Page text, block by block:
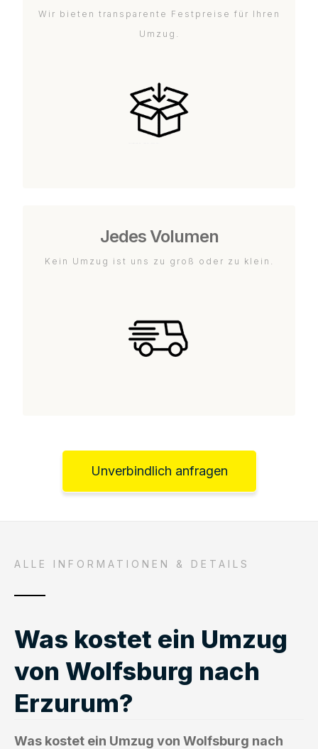
Wir bieten transparente Festpreise für Ihren
Umzug.
Jedes Volumen
Kein Umzug ist uns zu groß oder zu klein.
Unverbindlich anfragen
ALLE INFORMATIONEN & DETAILS
Was kostet ein Umzug
von Wolfsburg nach
Erzurum?
Was kostet ein Umzug von Wolfsburg nach